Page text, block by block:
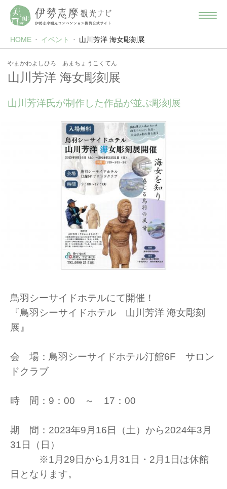
HOME イベント 山川芳洋 海女彫刻展
やまかわよしひろ あまちょうこくてん
山川芳洋 海女彫刻展
山川芳洋氏が制作した作品が並ぶ彫刻展
鳥羽シーサイドホテルにて開催！
『鳥羽シーサイドホテル 山川芳洋 海女彫刻
展』
会 場：鳥羽シーサイドホテル汀館6F サロン
ドクラブ
時 間：9：00 ～ 17：00
期 間：2023年9月16日（土）から2024年3月
31日（日）
※1月29日から1月31日・2月1日は休館
日となります。